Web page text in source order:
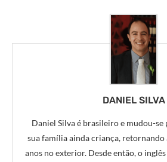
DANIEL SILVA
Daniel Silva é brasileiro e mudou-se
sua família ainda criança, retornando
anos no exterior. Desde então, o